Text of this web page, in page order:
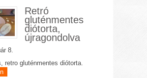
Retró
gluténmentes
diótorta,
újragondolva
8.
retro gluténmentes diótorta.